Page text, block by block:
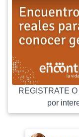
REGISTRATE
por